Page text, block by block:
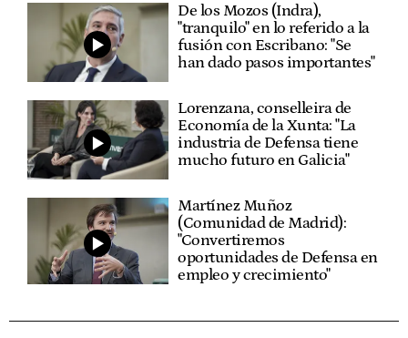
De los Mozos (Indra),
"tranquilo" en lo referido a la
fusión con Escribano: "Se
han dado pasos importantes"
Lorenzana, conselleira de
Economía de la Xunta: "La
industria de Defensa tiene
mucho futuro en Galicia"
Martínez Muñoz
(Comunidad de Madrid):
"Convertiremos
oportunidades de Defensa en
empleo y crecimiento"